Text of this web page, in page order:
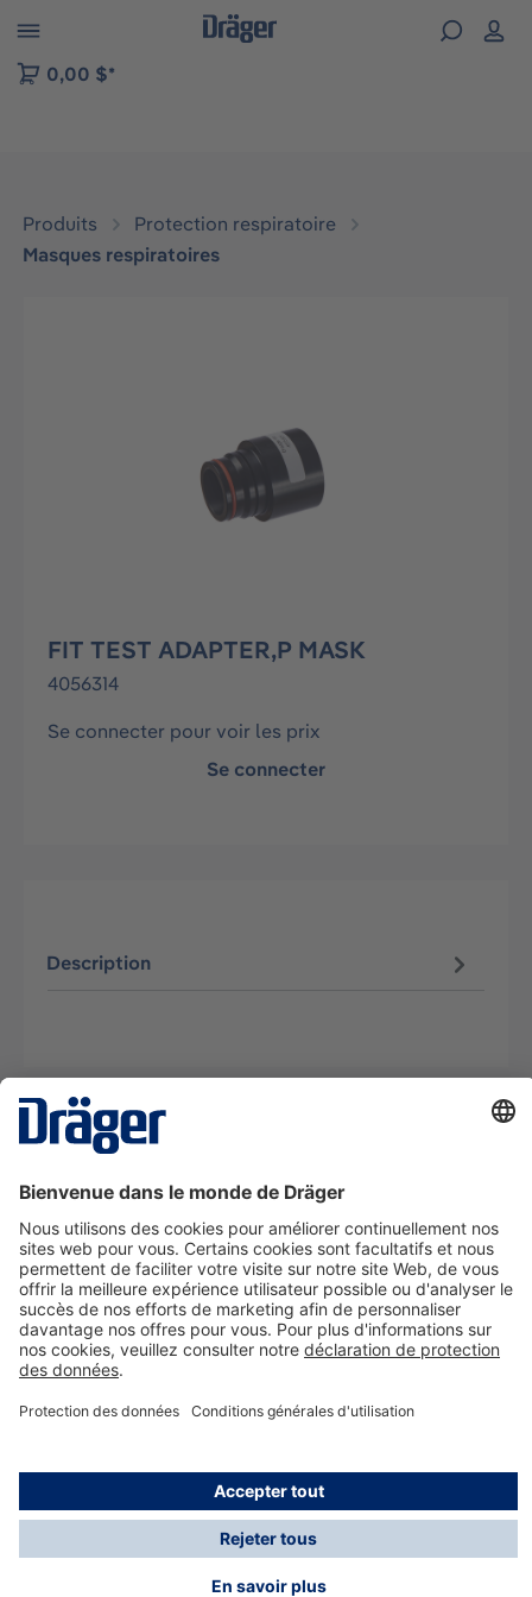
to B2B platform navigation
0,00 $*
Produits
Protection respiratoire
Masques respiratoires
FIT TEST ADAPTER,P MASK
4056314
Se connecter pour voir les prix
Se connecter
Description
La technologie
Nous contacter
A propos de Dräger
Informations
*Les taxes et les frais d'expédition ne sont pas inclus
dans les prix indiqués, sauf mention contraire. Des frais
supplémentaires peuvent s'appliquer.